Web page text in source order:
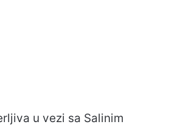
u vezi sa Salinim